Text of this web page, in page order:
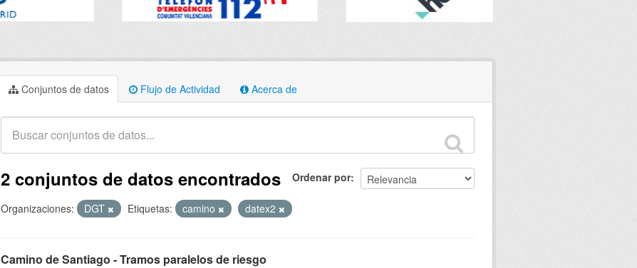
Conjuntos de datos Flujo de Actividad Acerca de
Ordenar por
2 conjuntos de datos encontrados
Organizaciones: DGT Etiquetas: camino datex2
Camino de Santiago - Tramos paralelos de riesgo